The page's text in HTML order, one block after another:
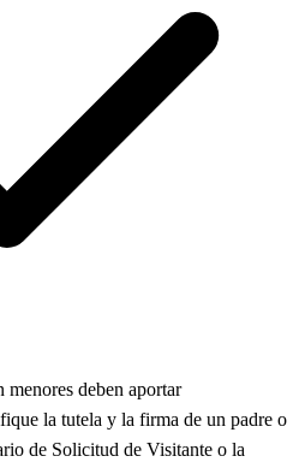
deben aportar
la tutela y la firma de un padre o
de Solicitud de Visitante o la